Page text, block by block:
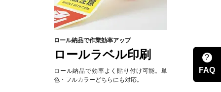
ロール納品で作業効率アップ
ロールラベル印刷
ロール納品で効率よく貼り付け可能。単
色・フルカラーどちらにも対応。
?
FAQ